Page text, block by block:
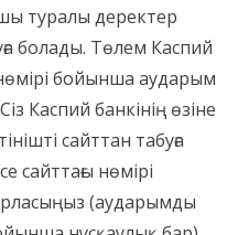
туралы деректер
болады. Төлем Каспий
бойынша аударым
Каспий банкінің өзіне
сайттан табуға
сайттағы нөмірі
(аударымды